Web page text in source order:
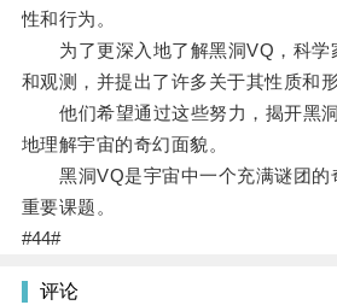
性和行为。
为了更深入地了解黑洞VQ，科学
和观测，并提出了许多关于其性质和
他们希望通过这些努力，揭开黑
地理解宇宙的奇幻面貌。
黑洞VQ是宇宙中一个充满谜团的
重要课题。
#44#
评论